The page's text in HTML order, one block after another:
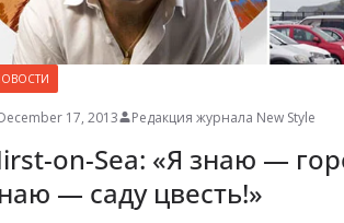
17, 2013 Редакция журнала New Style
on-Sea: «Я знаю —
— саду цвесть!»